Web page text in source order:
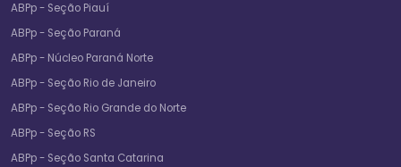
ABPp - Seção Piauí
ABPp - Seção Paraná
ABPp - Núcleo Paraná Norte
ABPp - Seção Rio de Janeiro
ABPp - Seção Rio Grande do Norte
ABPp - Seção RS
ABPp - Seção Santa Catarina